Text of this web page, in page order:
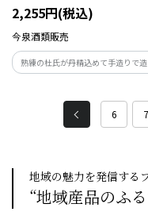
2,255円(税込)
今泉酒類販売
熟練の杜氏が丹精込めて手造りで
げたお酒です。華やかな吟醸香と、
6 7
地域の魅力を発信する
“地域産品のふ